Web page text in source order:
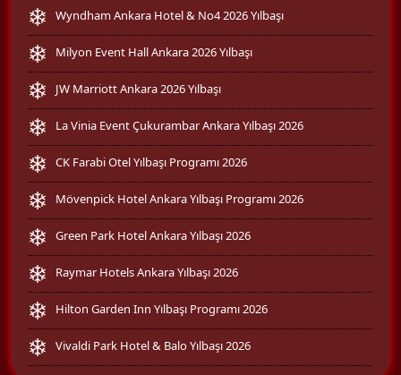
Wyndham Ankara Hotel & No4 2026 Yılbaşı
Milyon Event Hall Ankara 2026 Yılbaşı
JW Marriott Ankara 2026 Yılbaşı
La Vinia Event Çukurambar Ankara Yılbaşı 2026
CK Farabi Otel Yılbaşı Programı 2026
Mövenpick Hotel Ankara Yılbaşı Programı 2026
Green Park Hotel Ankara Yılbaşı 2026
Raymar Hotels Ankara Yılbaşı 2026
Hilton Garden Inn Yılbaşı Programı 2026
Vivaldi Park Hotel & Balo Yılbaşı 2026